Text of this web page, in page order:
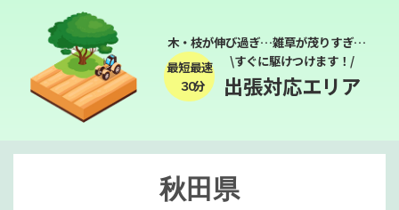
木・枝が伸び過ぎ…雑草が茂りすぎ…
最短最速
３０分
\すぐに駆けつけます！/
出張対応エリア
秋田県